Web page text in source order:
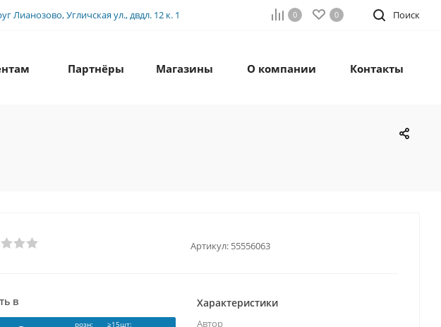
Лианозово, Угличская ул., двдл. 12 к. 1 Поиск
0 0
Партнёры Магазины О компании Контакты
Артикул: 55556063
в
розн: ≥15шт:
Характеристики
Автор